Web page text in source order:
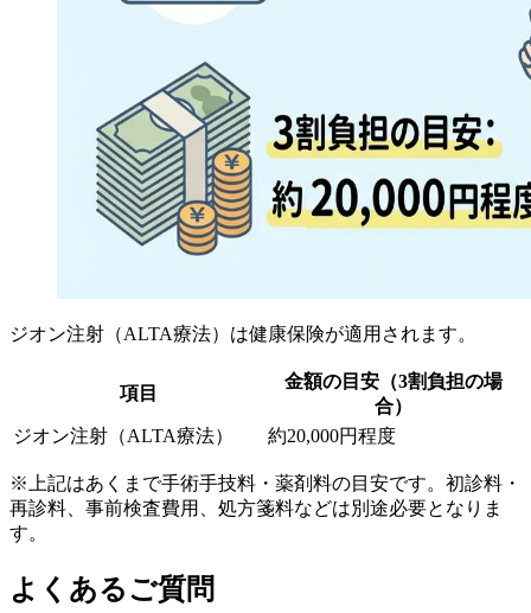
ジオン注射（ALTA療法）は健康保険が適用されます。
項目
金額の目安（3割負担の場
合）
ジオン注射（ALTA療法）
約20,000円程度
※上記はあくまで手術手技料・薬剤料の目安です。初診料・
再診料、事前検査費用、処方箋料などは別途必要となりま
す。
よくあるご質問